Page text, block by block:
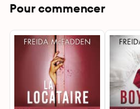
Pour commencer